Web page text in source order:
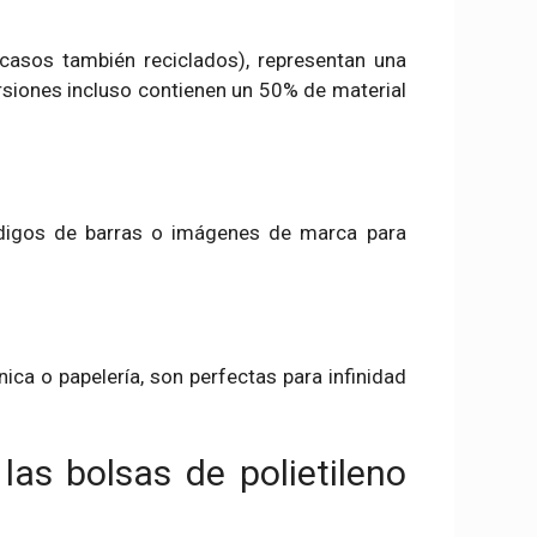
también reciclados), representan una
incluso contienen un 50% de material
de barras o imágenes de marca para
o papelería, son perfectas para infinidad
bolsas de polietileno